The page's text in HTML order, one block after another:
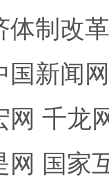
体制改
国新闻网
网 千龙
网 国家